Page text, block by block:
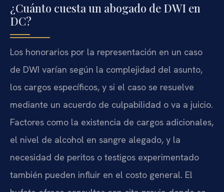
¿Cuánto cuesta un abogado de DWI en
DC?
Los honorarios por la representación en un caso
de DWI varían según la complejidad del asunto,
los cargos específicos, y si el caso se resuelve
mediante un acuerdo de culpabilidad o va a juicio.
Factores como la existencia de cargos adicionales,
el nivel de alcohol en sangre alegado, y la
necesidad de peritos o testigos experimentado
también pueden influir en el costo general. El